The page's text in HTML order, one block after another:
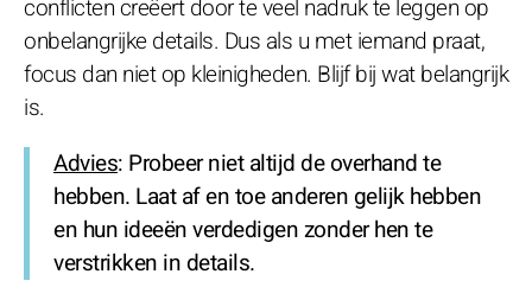
conflicten creëert door te veel nadruk te leggen op
onbelangrijke details. Dus als u met iemand praat,
focus dan niet op kleinigheden. Blijf bij wat belangrijk
is.
Advies: Probeer niet altijd de overhand te
hebben. Laat af en toe anderen gelijk hebben
en hun ideeën verdedigen zonder hen te
verstrikken in details.